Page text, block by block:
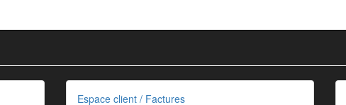
Espace client / Factures